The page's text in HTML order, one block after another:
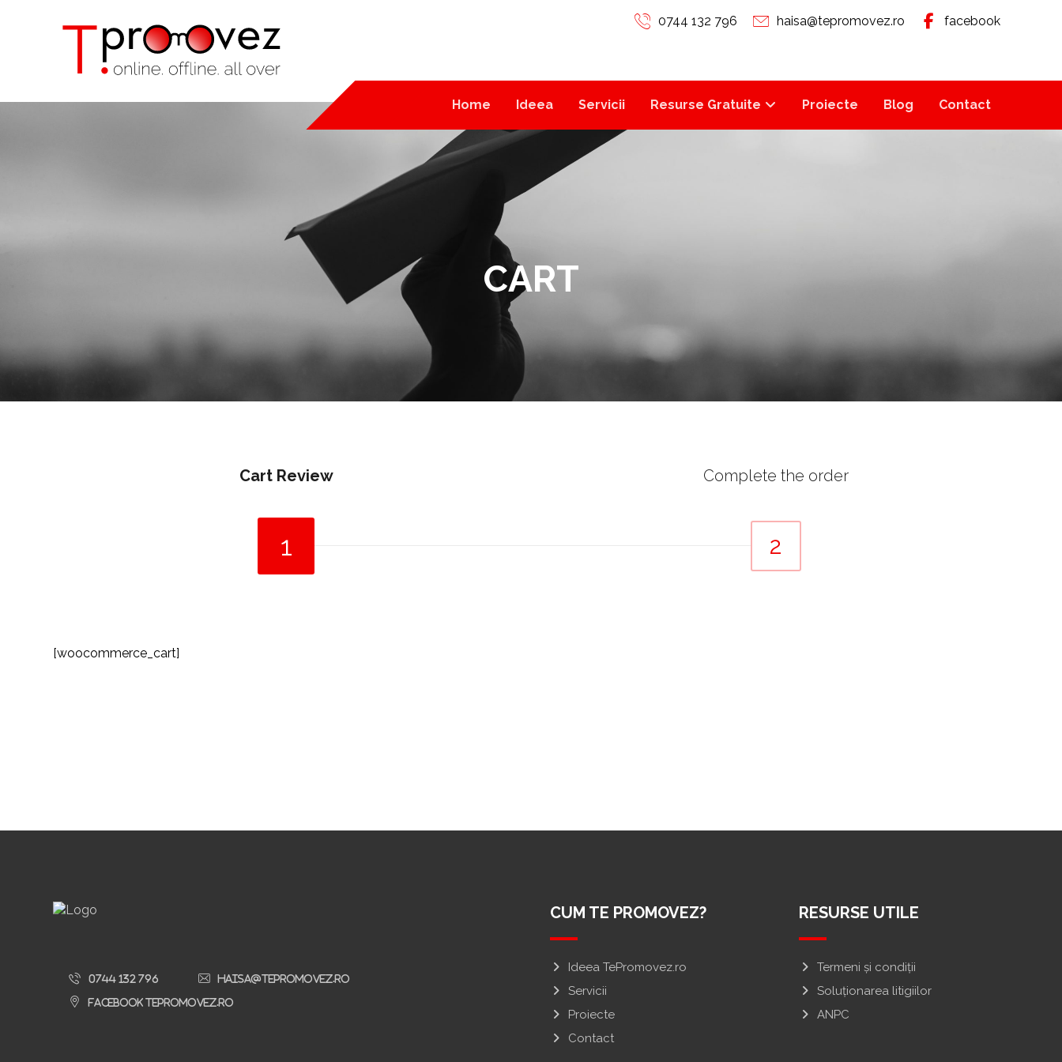
facebook
haisa@tepromovez.ro
0744 132 796
Home Ideea Servicii Resurse Gratuite Proiecte Blog Contact
CART
Cart Review
1
Complete the order
2
[woocommerce_cart]
0744 132 796 haisa@tepromovez.ro
Facebook TePromovez.ro
CUM TE PROMOVEZ?
Ideea TePromovez.ro
Servicii
Proiecte
Contact
RESURSE UTILE
Termeni și condiții
Soluționarea litigiilor
ANPC